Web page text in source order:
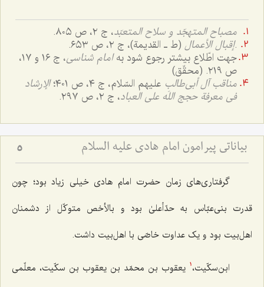
مصباح المتهجّد و سلاح المتعبّد، ج ٢، ص ٨٠٥.
.إقبال الأعمال (ط ـ القدیمة)، ج ٢، ص ٦٥٣.
جهت اطّلاع بیشتر رجوع شود بهامام شناسی
، ج ١٦ و ١٧،
ص ٢١٩. (محقّق)
مناقب آل أبی‌طالب علیهم السّلام، ج ٤، ص ٤٠١؛
الإرشاد
فی معرفة حجج اللَه علی العباد، ج ٢، ص ٢٩٧.
بیاناتی پیرامون امام هادی علیه السلام 5
گرفتاری‌های زمان حضرت امام هادی خیلی زیاد بود؛ چون
قدرت بنی‌عبّاس به حدّأعلیٰ بود و بالأخص متوکّل از دشمنان
اهل‌بیت بود و یک عداوت خاصّی با اهل‌بیت داشت.
ابن‌سکّیت، 1 یعقوب بن محمّد بن یعقوب بن سکّیت، معلّمی